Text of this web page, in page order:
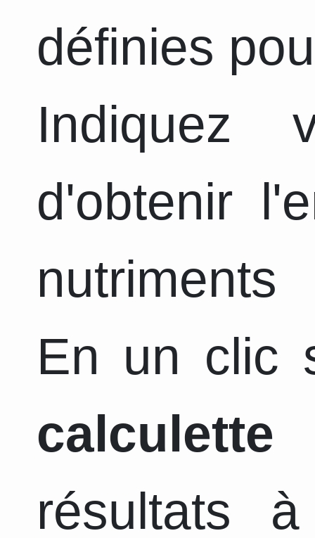
définies
Indiquez
d'obtenir
En un clic
calculette
résultats